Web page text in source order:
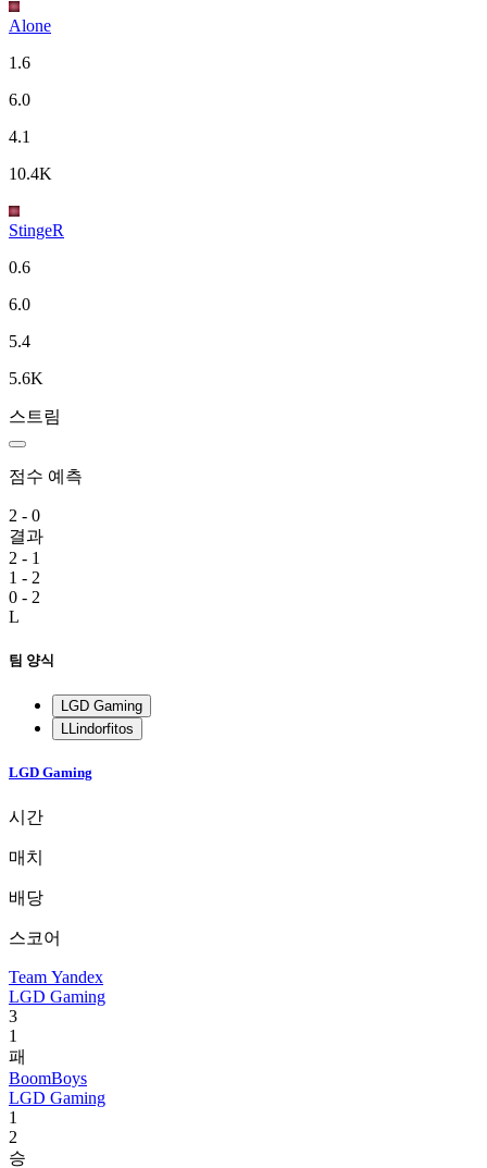
Alone
1.6
6.0
4.1
10.4K
StingeR
0.6
6.0
5.4
5.6K
스트림
점수 예측
2 - 0
결과
2 - 1
1 - 2
0 - 2
L
팀 양식
LGD Gaming
LLindorfitos
LGD Gaming
시간
매치
배당
스코어
Team Yandex
LGD Gaming
3
1
패
BoomBoys
LGD Gaming
1
2
승